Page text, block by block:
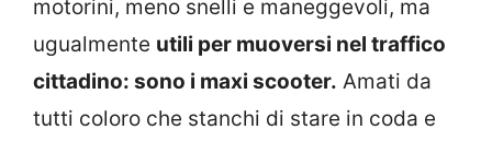
motorini, meno snelli e maneggevoli, ma
ugualmente utili per muoversi nel traffico
cittadino: sono i maxi scooter. Amati da
tutti coloro che stanchi di stare in coda e